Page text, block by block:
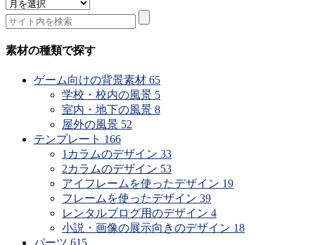
素
材
の
公
素材の種類で探す
ゲーム向けの背景素材 65
学校・校内の風景 5
室内・地下の風景 8
屋外の風景 52
テンプレート 166
1カラムのデザイン 33
2カラムのデザイン 53
アイフレームを使ったデザイン 19
フレームを使ったデザイン 39
レンタルブログ用のデザイン 4
小説・画像の展示向きのデザイン 18